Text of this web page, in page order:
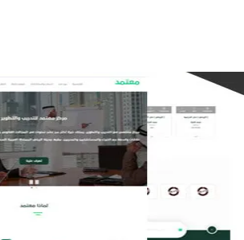
تصميم منصة معتمد
التفاصيل